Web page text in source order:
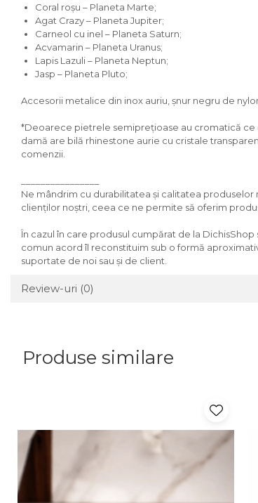
Coral roșu – Planeta Marte;
Agat Crazy – Planeta Jupiter;
Carneol cu inel – Planeta Saturn;
Acvamarin – Planeta Uranus;
Lapis Lazuli – Planeta Neptun;
Jasp – Planeta Pluto;
Accesorii metalice din inox auriu, șnur negru de
*Deoarece pietrele semiprețioase au cromatică
damă are bilă rhinestone aurie cu cristale
comenzii.
Ne mândrim cu durabilitatea și calitatea
clienților noștri, ceea ce ne permite să oferim
În cazul în care produsul cumpărat de la
comun acord îl reconstituim sub o formă
suportate de noi sau și de client.
Review-uri (0)
Produse similare